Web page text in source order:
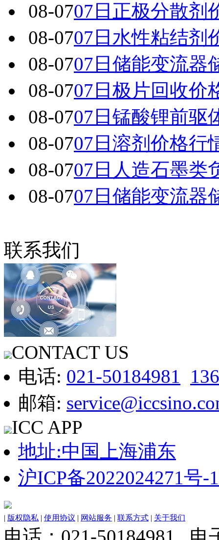
08-0707日正极分散剂
08-0707日水性粘结剂
08-0707日储能变流器
08-0707日极片回收价
08-0707日锰酸锂前驱
08-0707日溶剂价格行
08-0707日人造石墨类
08-0707日储能变流器
联系我们
CONTACT US
电话: 021-50184981
邮箱:
ICC APP
地址:中国上海浦东
沪ICP备2022024271号-1
| 版权隐私 | 使用协议 | 网站服务 | 联系方式 | 关于我们